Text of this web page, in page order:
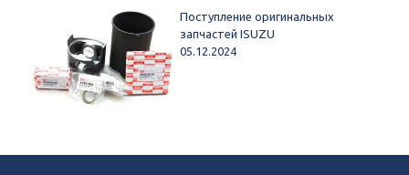
Поступление оригинальных
запчастей ISUZU
05.12.2024